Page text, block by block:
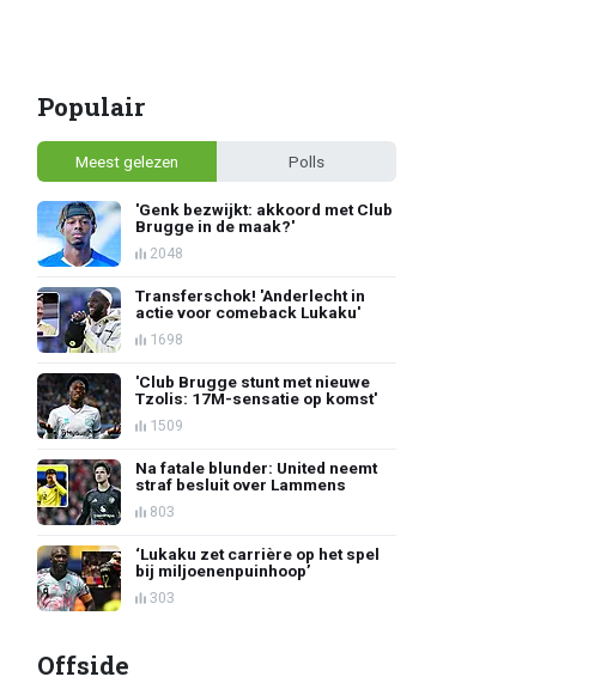
Populair
Meest gelezen Polls
'Genk bezwijkt: akkoord met Club
Brugge in de maak?'
2048
Transferschok! 'Anderlecht in
actie voor comeback Lukaku'
1698
'Club Brugge stunt met nieuwe
Tzolis: 17M-sensatie op komst'
1509
Na fatale blunder: United neemt
straf besluit over Lammens
803
‘Lukaku zet carrière op het spel
bij miljoenenpuinhoop’
303
Offside